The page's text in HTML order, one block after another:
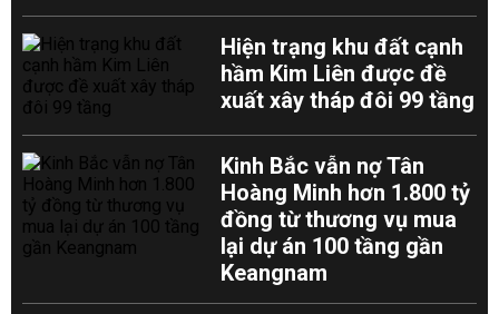
Hiện trạng khu đất cạnh
hầm Kim Liên được đề
xuất xây tháp đôi 99 tầng
Kinh Bắc vẫn nợ Tân
Hoàng Minh hơn 1.800 tỷ
đồng từ thương vụ mua
lại dự án 100 tầng gần
Keangnam